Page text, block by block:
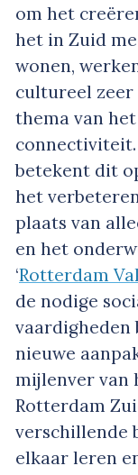
om het
het in Zuid
wonen,
cultureel zeer
thema van
betekent dit
het
plaats van
en het
‘Rotterdam
de nodige
vaardigheden
nieuwe
mijlenver van
Rotterdam
verschillende
elkaar leren